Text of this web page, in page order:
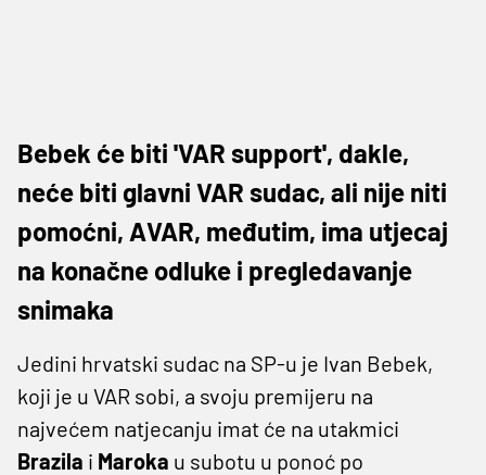
Bebek će biti 'VAR support', dakle,
neće biti glavni VAR sudac, ali nije niti
pomoćni, AVAR, međutim, ima utjecaj
na konačne odluke i pregledavanje
snimaka
Jedini hrvatski sudac na SP-u je Ivan Bebek,
koji je u VAR sobi, a svoju premijeru na
najvećem natjecanju imat će na utakmici
Brazila i Maroka u subotu u ponoć po